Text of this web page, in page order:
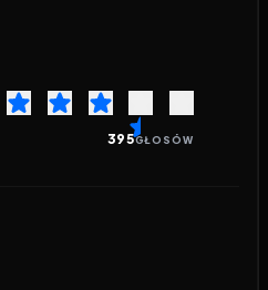
395GŁOSÓW